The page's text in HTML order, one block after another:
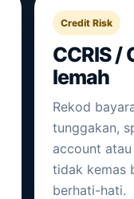
Credit Risk
CCRIS /
lemah
Rekod
tunggakan,
account
tidak kemas
berhati-hati.